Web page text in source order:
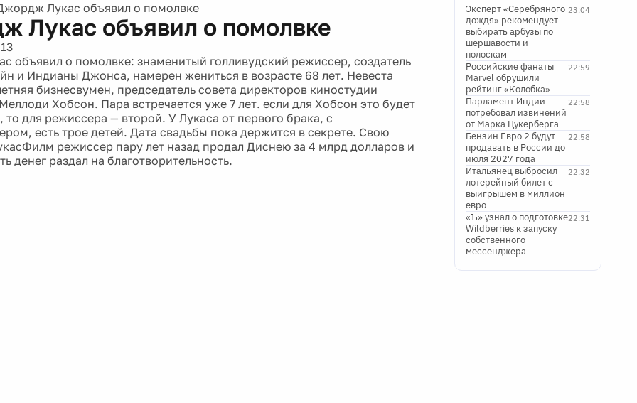
Лукас объявил о помолвке
Лукас объявил о помолвке
объявил о помолвке: знаменитый голливудский режиссер, создатель
и Индианы Джонса, намерен жениться в возрасте 68 лет. Невеста
бизнесвумен, председатель совета директоров киностудии
Хобсон. Пара встречается уже 7 лет. если для Хобсон это будет
то для режиссера — второй. У Лукаса от первого брака, с
есть трое детей. Дата свадьбы пока держится в секрете. Свою
режиссер пару лет назад продал Диснею за 4 млрд долларов и
денег раздал на благотворительность.
23:04
Эксперт «Серебряного
дождя» рекомендует
выбирать арбузы по
шершавости и
полоскам
22:59
Российские фанаты
Marvel обрушили
рейтинг «Колобка»
22:58
Парламент Индии
потребовал извинений
от Марка Цукерберга
22:58
Бензин Евро 2 будут
продавать в России до
июля 2027 года
22:32
Итальянец выбросил
лотерейный билет с
выигрышем в миллион
евро
22:31
«Ъ» узнал о подготовке
Wildberries к запуску
собственного
мессенджера